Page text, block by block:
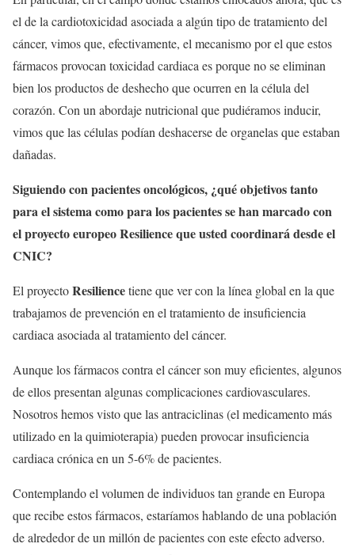
el de la cardiotoxicidad asociada a algún tipo de tratamiento del
cáncer, vimos que, efectivamente, el mecanismo por el que estos
fármacos provocan toxicidad cardiaca es porque no se eliminan
bien los productos de deshecho que ocurren en la célula del
corazón. Con un abordaje nutricional que pudiéramos inducir,
vimos que las células podían deshacerse de organelas que estaban
dañadas.
Siguiendo con pacientes oncológicos, ¿qué objetivos tanto
para el sistema como para los pacientes se han marcado con
el proyecto europeo Resilience que usted coordinará desde el
CNIC?
El proyectoResiliencetiene que ver con la línea global en la que
trabajamos de prevención en el tratamiento de insuficiencia
cardiaca asociada al tratamiento del cáncer.
Aunque los fármacos contra el cáncer son muy eficientes, algunos
de ellos presentan algunas complicaciones cardiovasculares.
Nosotros hemos visto que las antraciclinas (el medicamento más
utilizado en la quimioterapia) pueden provocar insuficiencia
cardiaca crónica en un 5-6% de pacientes.
Contemplando el volumen de individuos tan grande en Europa
que recibe estos fármacos, estaríamos hablando de una población
de alrededor de un millón de pacientes con este efecto adverso.